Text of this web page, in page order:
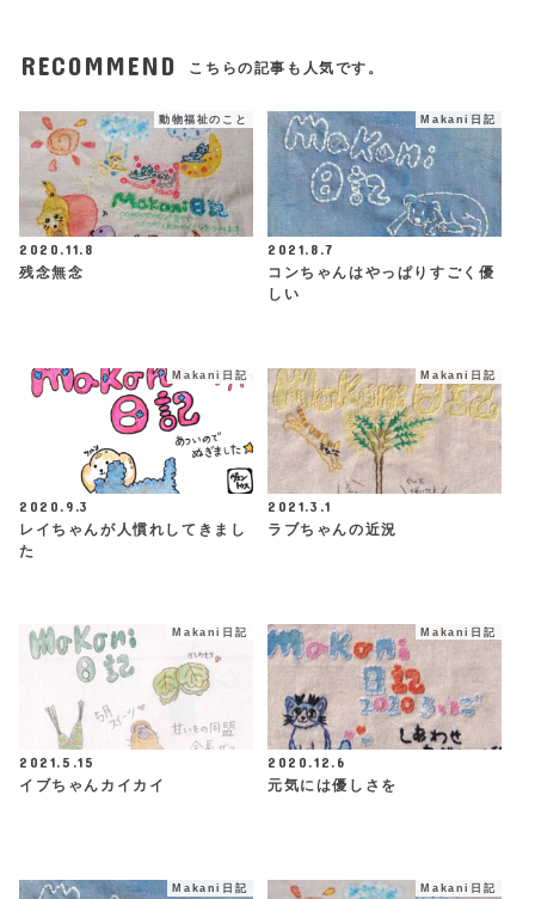
RECOMMEND こちらの記事も人気です。
動物福祉のこと
2020.11.8
残念無念
Makani日記
2021.8.7
コンちゃんはやっぱりすごく優
しい
Makani日記
2020.9.3
レイちゃんが人慣れしてきまし
た
Makani日記
2021.3.1
ラブちゃんの近況
Makani日記
2021.5.15
イブちゃんカイカイ
Makani日記
2020.12.6
元気には優しさを
Makani日記 Makani日記